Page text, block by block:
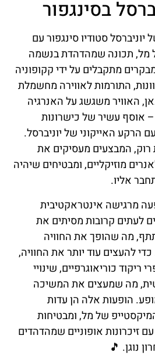
בסינגפור
סטודיו סינגפור עם
מל, תכונה שמהדהדת בנשמה
מתקבלים על ידי קקופוניה
התורמות לאווירה מחשמלת
האוויר משגשג על האנרגיה
אוסף עשיר של כישרונות
הרקע האייקוני של יוניברסל.
רוק, המבצעים מעסיקים את
מוזיקליים, ומבטיחים שיהיה
אליו.
מרגישה אינטראקטיבית
לעתים קרובות מסיתים את
מה שהופך את החוויה
להעצים עוד יותר את החוויה,
ריקוד כוריאוגרפיים, שינויי
מה שמעצים את המשיכה
הופעות אלה הן עדות
של מל, ומבטיחות
זיכרונות אופוניים שמהדהדים
נוגן. 🎵